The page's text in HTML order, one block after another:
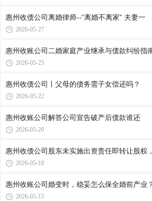
惠州收债公司​离婚律师--“离婚不离家” 夫妻一
2026-05-27
惠州收账公司​二婚家庭产业继承与债款纠纷指
2026-05-25
惠州收债公司​丨父母的债务需子女偿还吗？
2026-05-22
惠州收账公司​解答公司宣告破产后债款谁还
2026-05-20
惠州收债公司​股东未实施出资责任即转让股权
2026-05-18
惠州收账公司​婚变时，稳妥怎么保全婚前产业
2026-05-15